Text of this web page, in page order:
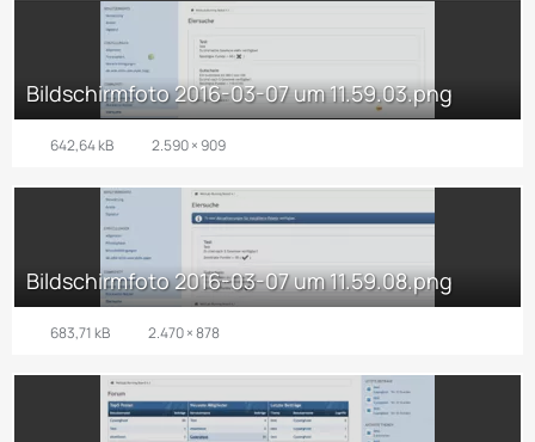
Bildschirmfoto 2016-03-07 um 11.59.03.png
642,64 kB 2.590 × 909
Bildschirmfoto 2016-03-07 um 11.59.08.png
683,71 kB 2.470 × 878